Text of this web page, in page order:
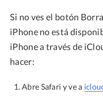
Si no ves el botón
iPhone no está
iPhone a través de
hacer:
Abre Safari y ve a